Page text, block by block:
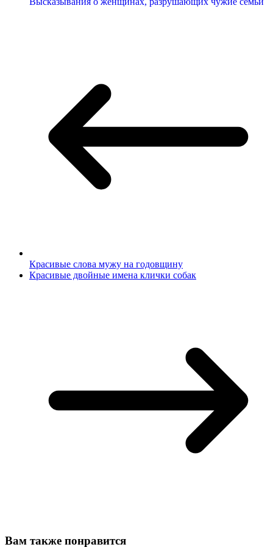
Красивые слова мужу на годовщину
Красивые двойные имена клички собак
Вам также понравится